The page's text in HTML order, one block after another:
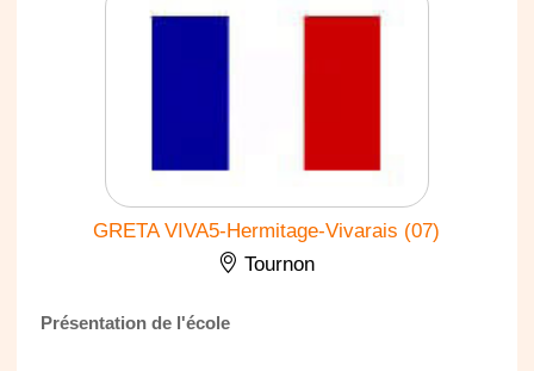
GRETA VIVA5-Hermitage-Vivarais (07)
Tournon
Présentation de l'école